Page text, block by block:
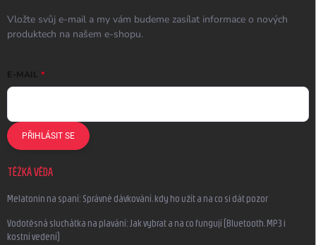
Vložte svůj e-mail a my vám budeme zasílat informace o nových
produktech na našem e-shopu.
E-MAIL
PŘIHLÁSIT SE
TĚŽKÁ VĚDA
Melatonin na spaní: Správné dávkování, kdy ho užít a na co si dát pozor
Vodotěsná sluchátka na plavání: Jak vybrat a na co fungují (Bluetooth, MP3 i
kostní vedení)